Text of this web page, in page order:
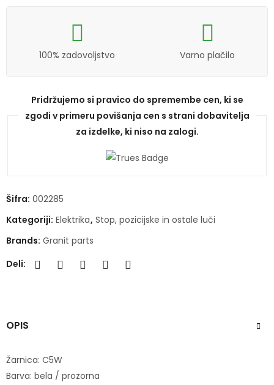
100% zadovoljstvo Varno plačilo
Pridržujemo si pravico do spremembe cen, ki se
zgodi v primeru povišanja cen s strani dobavitelja
za izdelke, ki niso na zalogi.
Šifra: 002285
Kategoriji: Elektrika, Stop, pozicijske in ostale luči
Brands: Granit parts
Deli:
OPIS
Žarnica: C5W
Barva: bela / prozorna